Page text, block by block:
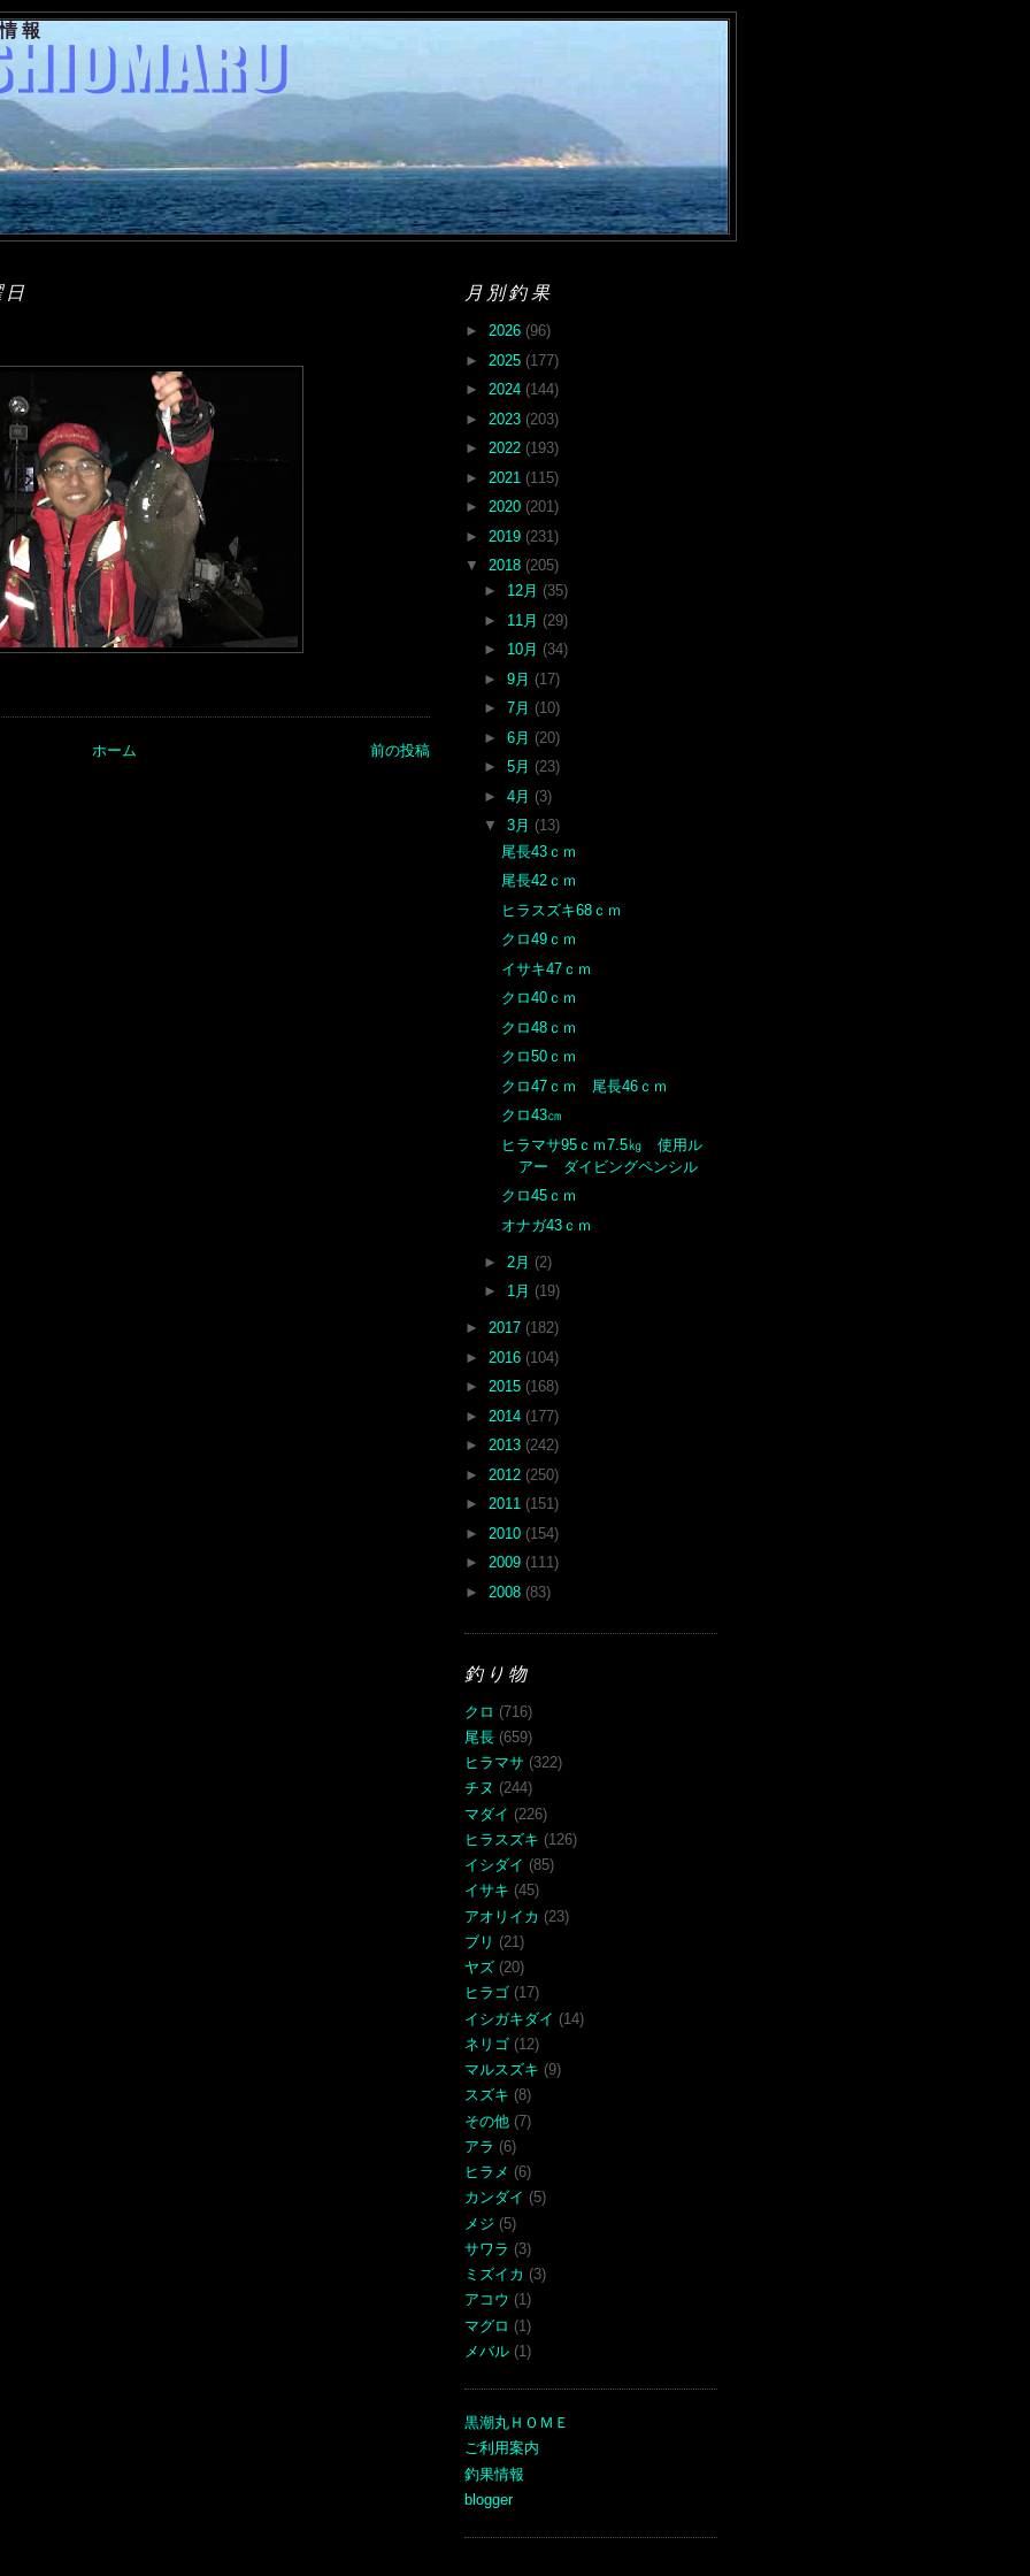
報
前の投稿
ホーム
月別釣果
► 2026 (96)
► 2025 (177)
► 2024 (144)
► 2023 (203)
► 2022 (193)
► 2021 (115)
► 2020 (201)
► 2019 (231)
▼ 2018 (205)
► 12月 (35)
► 11月 (29)
► 10月 (34)
► 9月 (17)
► 7月 (10)
► 6月 (20)
► 5月 (23)
► 4月 (3)
▼ 3月 (13)
尾長43ｃｍ
尾長42ｃｍ
ヒラスズキ68ｃｍ
クロ49ｃｍ
イサキ47ｃｍ
クロ40ｃｍ
クロ48ｃｍ
クロ50ｃｍ
クロ47ｃｍ 尾長46ｃｍ
クロ43㎝
ヒラマサ95ｃｍ7.5㎏ 使用ル
アー ダイビングペンシル
クロ45ｃｍ
オナガ43ｃｍ
► 2月 (2)
► 1月 (19)
► 2017 (182)
► 2016 (104)
► 2015 (168)
► 2014 (177)
► 2013 (242)
► 2012 (250)
► 2011 (151)
► 2010 (154)
► 2009 (111)
► 2008 (83)
釣り物
クロ (716)
尾長 (659)
ヒラマサ (322)
チヌ (244)
マダイ (226)
ヒラスズキ (126)
イシダイ (85)
イサキ (45)
アオリイカ (23)
ブリ (21)
ヤズ (20)
ヒラゴ (17)
イシガキダイ (14)
ネリゴ (12)
マルスズキ (9)
スズキ (8)
その他 (7)
アラ (6)
ヒラメ (6)
カンダイ (5)
メジ (5)
サワラ (3)
ミズイカ (3)
アコウ (1)
マグロ (1)
メバル (1)
黒潮丸ＨＯＭＥ
ご利用案内
釣果情報
blogger